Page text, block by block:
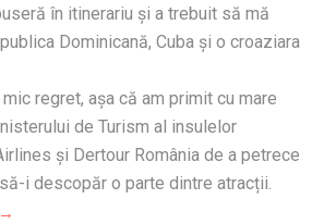
în itinerariu și a trebuit să mă
Dominicană, Cuba și o croaziara
regret, așa că am primit cu mare
de Turism al insulelor
și Dertour România de a petrece
i descopăr o parte dintre atracții.